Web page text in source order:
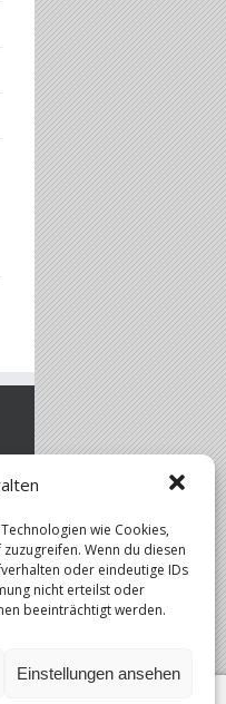
wie Cookies,
Wenn du diesen
oder eindeutige IDs
nicht erteilst oder
beeinträchtigt werden.
Einstellungen ansehen